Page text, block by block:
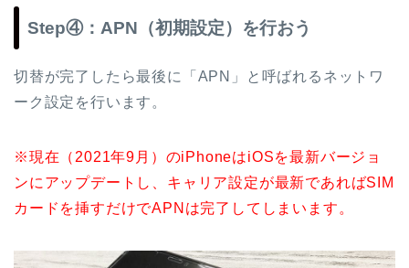
Step④：APN（初期設定）を行おう
切替が完了したら最後に「APN」と呼ばれるネットワ
ーク設定を行います。
※現在（2021年9月）のiPhoneはiOSを最新バージョ
ンにアップデートし、キャリア設定が最新であればSIM
カードを挿すだけでAPNは完了してしまいます。